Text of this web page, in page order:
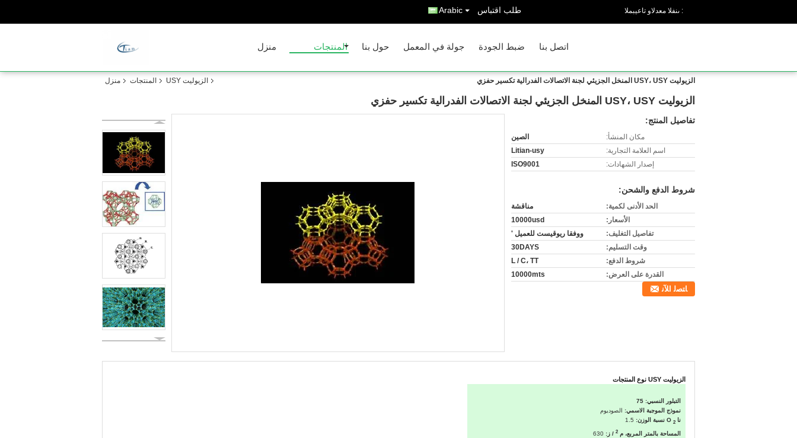
المبيعات والدعم الفنى : طلب اقتباس Arabic
منزل المنتجات حول بنا جولة في المعمل ضبط الجودة اتصل بنا
منزل المنتجات الزيوليت USY الزيوليت USY، USY المنخل الجزيئي لجنة الاتصالات الفدرالية تكسير حفزي
الزيوليت USY، USY المنخل الجزيئي لجنة الاتصالات الفدرالية تكسير حفزي
تفاصيل المنتج:
مكان المنشأ:
الصين
اسم العلامة التجارية:
Litian-usy
إصدار الشهادات:
ISO9001
شروط الدفع والشحن:
الحد الأدنى لكمية:
مناقشة
الأسعار:
10000usd
تفاصيل التغليف:
ووفقا ريوقيست للعميل '
وقت التسليم:
30DAYS
شروط الدفع:
L / C، TT
القدرة على العرض:
10000mts
ﺎﺘﺼﻟ ﺍﻶﻧ
الزيوليت USY نوع المنتجات
التبلور النسبي: 75
نموذج الموجبة الاسمي: الصوديوم
نا 2O نسبة الوزن:
المساحة بالمتر المربع، م2/ ز: